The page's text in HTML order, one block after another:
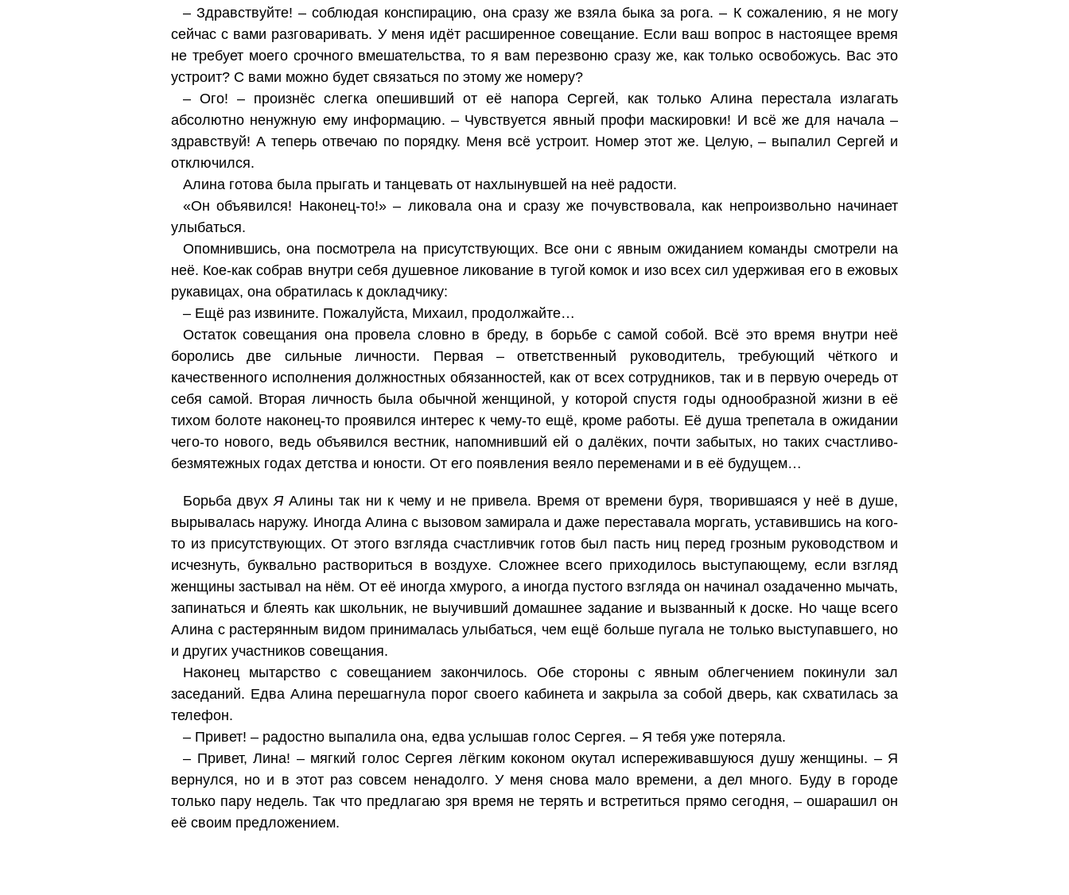
– Здравствуйте! – соблюдая конспирацию, она сразу же взяла быка за рога. – К сожалению, я не могу
сейчас с вами разговаривать. У меня идёт расширенное совещание. Если ваш вопрос в настоящее время
не требует моего срочного вмешательства, то я вам перезвоню сразу же, как только освобожусь. Вас это
устроит? С вами можно будет связаться по этому же номеру?
– Ого! – произнёс слегка опешивший от её напора Сергей, как только Алина перестала излагать
абсолютно ненужную ему информацию. – Чувствуется явный профи маскировки! И всё же для начала –
здравствуй! А теперь отвечаю по порядку. Меня всё устроит. Номер этот же. Целую, – выпалил Сергей и
отключился.
Алина готова была прыгать и танцевать от нахлынувшей на неё радости.
«Он объявился! Наконец-то!» – ликовала она и сразу же почувствовала, как непроизвольно начинает
улыбаться.
Опомнившись, она посмотрела на присутствующих. Все они с явным ожиданием команды смотрели на
неё. Кое-как собрав внутри себя душевное ликование в тугой комок и изо всех сил удерживая его в ежовых
рукавицах, она обратилась к докладчику:
– Ещё раз извините. Пожалуйста, Михаил, продолжайте…
Остаток совещания она провела словно в бреду, в борьбе с самой собой. Всё это время внутри неё
боролись две сильные личности. Первая – ответственный руководитель, требующий чёткого и
качественного исполнения должностных обязанностей, как от всех сотрудников, так и в первую очередь от
себя самой. Вторая личность была обычной женщиной, у которой спустя годы однообразной жизни в её
тихом болоте наконец-то проявился интерес к чему-то ещё, кроме работы. Её душа трепетала в ожидании
чего-то нового, ведь объявился вестник, напомнивший ей о далёких, почти забытых, но таких счастливо-
безмятежных годах детства и юности. От его появления веяло переменами и в её будущем…
Борьба двухЯАлины так ни к чему и не привела. Время от времени буря, творившаяся у неё в душе,
вырывалась наружу. Иногда Алина с вызовом замирала и даже переставала моргать, уставившись на кого-
то из присутствующих. От этого взгляда счастливчик готов был пасть ниц перед грозным руководством и
исчезнуть, буквально раствориться в воздухе. Сложнее всего приходилось выступающему, если взгляд
женщины застывал на нём. От её иногда хмурого, а иногда пустого взгляда он начинал озадаченно мычать,
запинаться и блеять как школьник, не выучивший домашнее задание и вызванный к доске. Но чаще всего
Алина с растерянным видом принималась улыбаться, чем ещё больше пугала не только выступавшего, но
и других участников совещания.
Наконец мытарство с совещанием закончилось. Обе стороны с явным облегчением покинули зал
заседаний. Едва Алина перешагнула порог своего кабинета и закрыла за собой дверь, как схватилась за
телефон.
– Привет! – радостно выпалила она, едва услышав голос Сергея. – Я тебя уже потеряла.
– Привет, Лина! – мягкий голос Сергея лёгким коконом окутал испереживавшуюся душу женщины. – Я
вернулся, но и в этот раз совсем ненадолго. У меня снова мало времени, а дел много. Буду в городе
только пару недель. Так что предлагаю зря время не терять и встретиться прямо сегодня, – ошарашил он
её своим предложением.